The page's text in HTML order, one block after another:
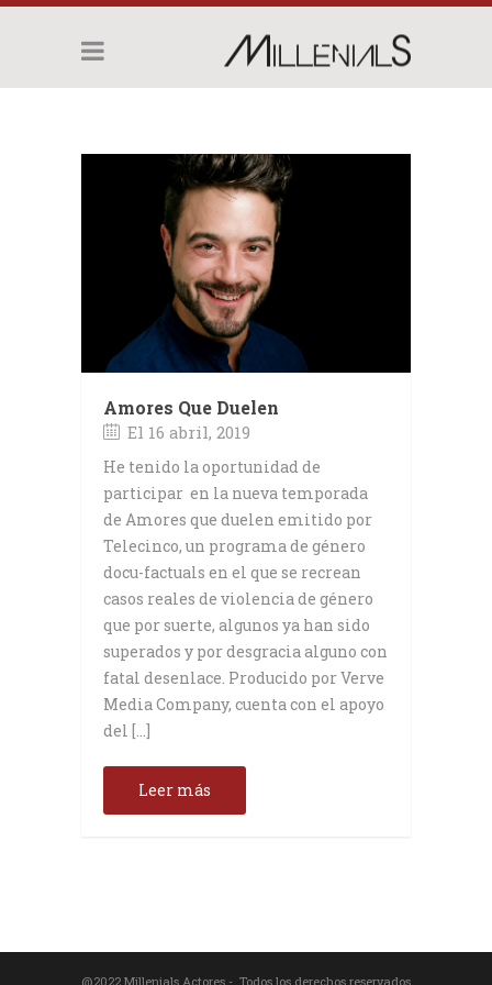
Amores Que Duelen
El 16 abril, 2019
He tenido la oportunidad de
participar en la nueva temporada
de Amores que duelen emitido por
Telecinco, un programa de género
docu-factuals en el que se recrean
casos reales de violencia de género
que por suerte, algunos ya han sido
superados y por desgracia alguno con
fatal desenlace. Producido por Verve
Media Company, cuenta con el apoyo
del […]
Leer más
@2022 Millenials Actores - Todos los derechos reservados